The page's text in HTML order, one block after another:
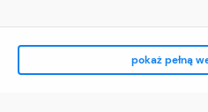
pokaż pełną